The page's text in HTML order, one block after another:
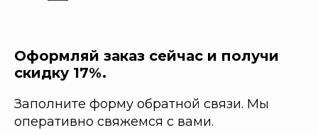
Оформляй заказ сейчас и получи
скидку 17%.
Заполните форму обратной связи. Мы
оперативно свяжемся с вами.